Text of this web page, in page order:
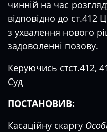
чинній на час
відповідно до ст.412
з ухвалення нового
задоволенні позову.
Керуючись стст.412,
Суд
ПОСТАНОВИВ:
Касаційну скаргу